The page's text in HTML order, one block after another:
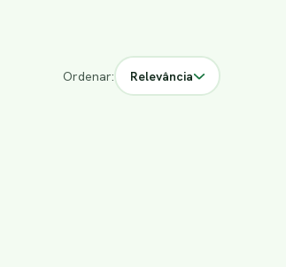
Ordenar: Relevância